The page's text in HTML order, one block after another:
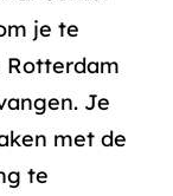
je te
Rotterdam
Je
met de
te